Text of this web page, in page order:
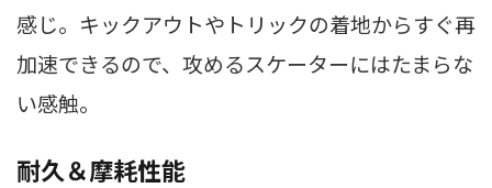
感じ。キックアウトやトリックの着地からすぐ再
加速できるので、攻めるスケーターにはたまらな
い感触。
耐久＆摩耗性能